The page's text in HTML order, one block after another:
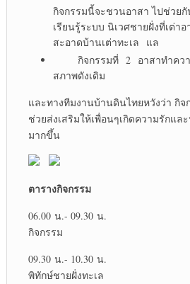
กิจกรรมนี้จะชวนอาสา ไปช่วยกั
เรียนรู้ระบบ นิเวศชายฝั่งที่เต่า
สะอาดบ้านเต่าทะเล แล
กิจกรรมที่ 2 อาสาทำควา
สภาพดังเดิม
และทางทีมงานบ้านดินไทยหวังว่า กิจ
ช่วยส่งเสริมให้เพื่อนๆเกิดความรักแ
มากขึ้น
ตารางกิจกรรม
06.00 น.- 09.30 น. ออ
กิจกรรม
09.30 น.- 10.30 น. ฟัง
พิทักษ์ชายฝั่งทะเล